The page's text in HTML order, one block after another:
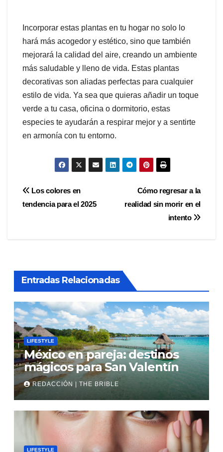
Incorporar estas plantas en tu hogar no solo lo
hará más acogedor y estético, sino que también
mejorará la calidad del aire, creando un ambiente
más saludable y lleno de vida. Estas plantas
decorativas son aliadas perfectas para cualquier
estilo de vida. Ya sea que quieras añadir un toque
verde a tu casa, oficina o dormitorio, estas
especies te ayudarán a respirar mejor y a sentirte
en armonía con tu entorno.
Navegación
Cómo regresar a la
realidad sin morir en el
intento
Los colores en
tendencia para el 2025
Entradas Relacionadas
LIFESTYLE
México en pareja: destinos
mágicos para San Valentín
REDACCIÓN | THE BRIBLE
LIFESTYLE